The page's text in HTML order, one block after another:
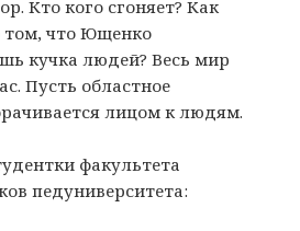
Кто кого сгоняет? Как
том, что Ющенко
кучка людей? Весь мир
Пусть областное
лицом к людям.
факультета
педуниверситета: